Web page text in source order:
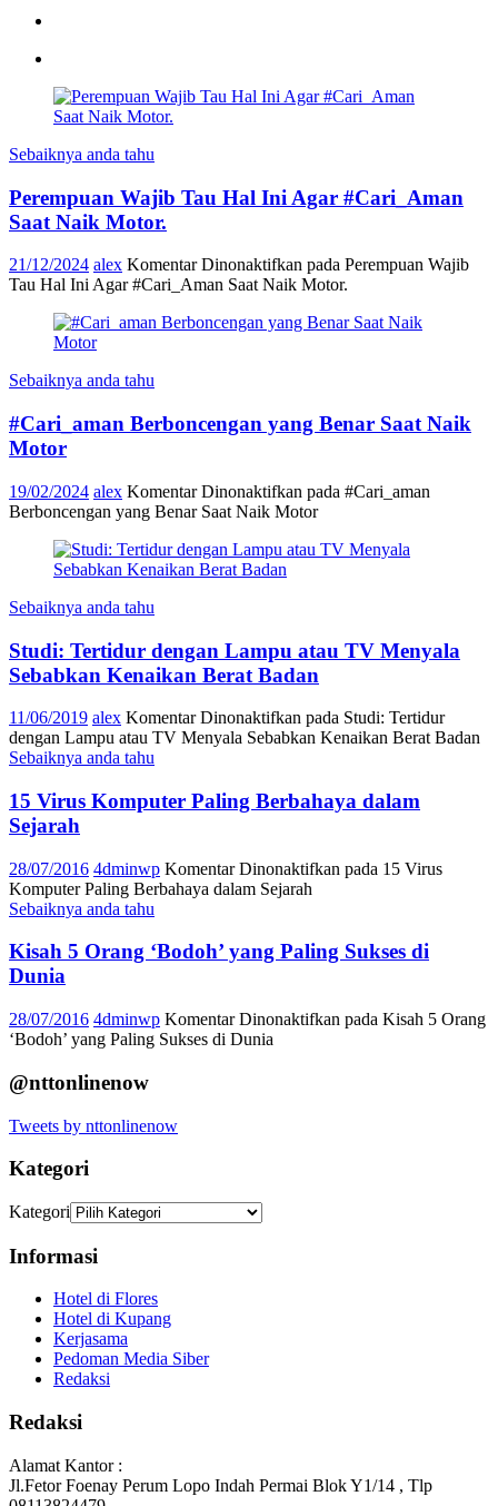
Sebaiknya anda tahu
Perempuan Wajib Tau Hal Ini Agar #Cari_Aman
Saat Naik Motor.
21/12/2024 alex Komentar Dinonaktifkan pada Perempuan Wajib
Tau Hal Ini Agar #Cari_Aman Saat Naik Motor.
Sebaiknya anda tahu
#Cari_aman Berboncengan yang Benar Saat Naik
Motor
19/02/2024 alex Komentar Dinonaktifkan pada #Cari_aman
Berboncengan yang Benar Saat Naik Motor
Sebaiknya anda tahu
Studi: Tertidur dengan Lampu atau TV Menyala
Sebabkan Kenaikan Berat Badan
11/06/2019 alex Komentar Dinonaktifkan pada Studi: Tertidur
dengan Lampu atau TV Menyala Sebabkan Kenaikan Berat Badan
Sebaiknya anda tahu
15 Virus Komputer Paling Berbahaya dalam
Sejarah
28/07/2016 4dminwp Komentar Dinonaktifkan pada 15 Virus
Komputer Paling Berbahaya dalam Sejarah
Sebaiknya anda tahu
Kisah 5 Orang ‘Bodoh’ yang Paling Sukses di
Dunia
28/07/2016 4dminwp Komentar Dinonaktifkan pada Kisah 5 Orang
‘Bodoh’ yang Paling Sukses di Dunia
@nttonlinenow
Tweets by nttonlinenow
Kategori
Kategori
Informasi
Hotel di Flores
Hotel di Kupang
Kerjasama
Pedoman Media Siber
Redaksi
Redaksi
Alamat Kantor :
Jl.Fetor Foenay Perum Lopo Indah Permai Blok Y1/14 , Tlp